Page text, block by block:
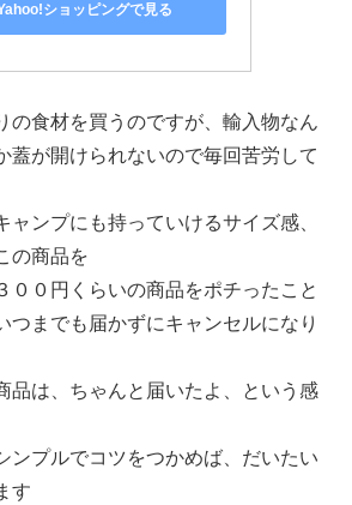
ショッピングで見る
の食材を買うのですが、輸入物なん
蓋が開けられないので毎回苦労して
ャンプにも持っていけるサイズ感、
の商品を
００円くらいの商品をポチったこと
つまでも届かずにキャンセルになり
品は、ちゃんと届いたよ、という感
ンプルでコツをつかめば、だいたい
す